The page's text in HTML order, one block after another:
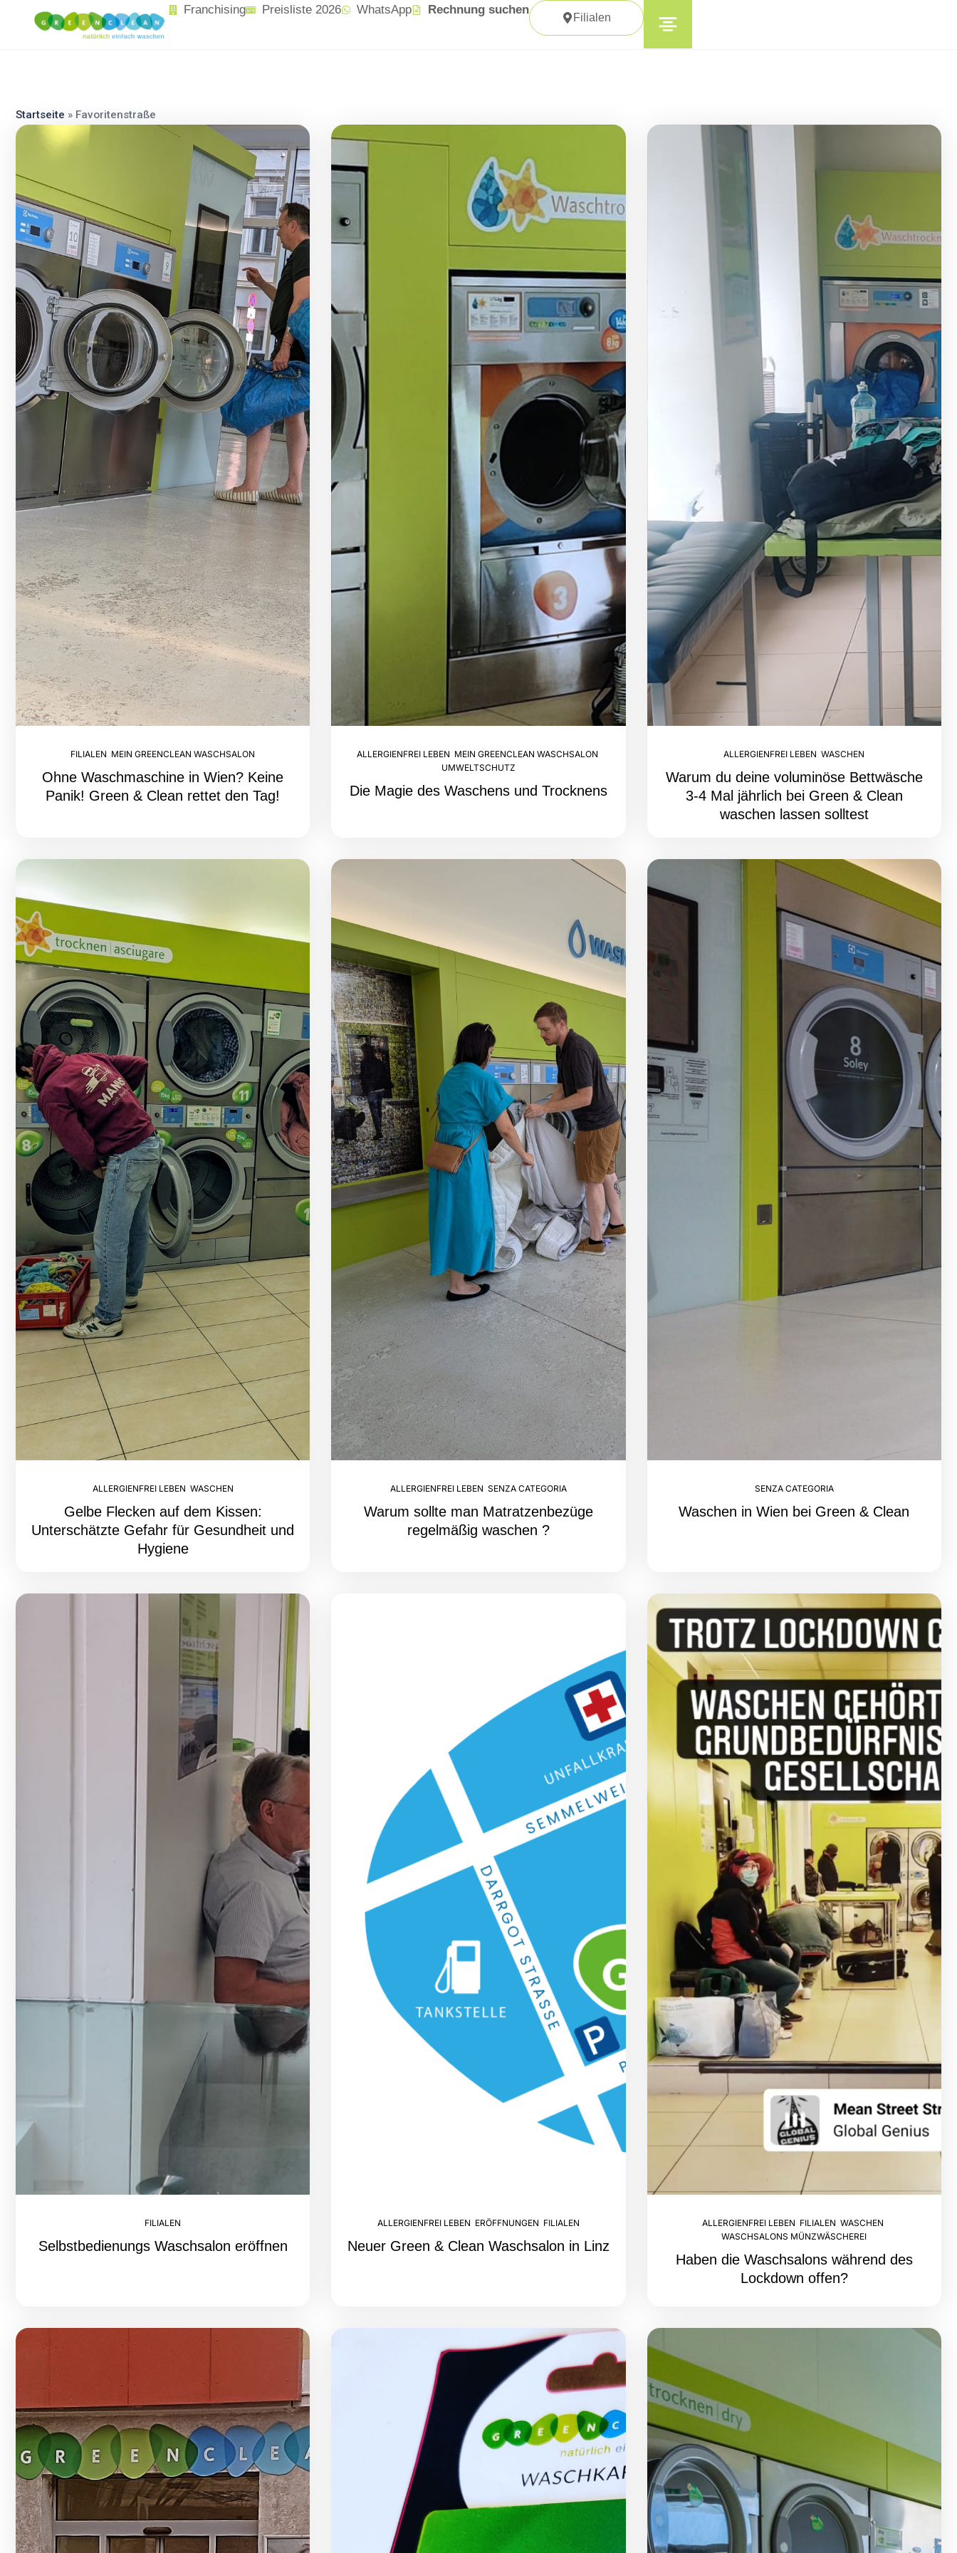
content Franchising Preisliste 2026 WhatsApp Rechnung suchen
Filialen
Startseite » Favoritenstraße
FILIALEN MEIN GREENCLEAN WASCHSALON
Ohne Waschmaschine in Wien? Keine
Panik! Green & Clean rettet den Tag!
ALLERGIENFREI LEBEN MEIN GREENCLEAN WASCHSALON
UMWELTSCHUTZ
Die Magie des Waschens und Trocknens
ALLERGIENFREI LEBEN ,WASCHEN
Warum du deine voluminöse Bettwäsche
3-4 Mal jährlich bei Green & Clean
waschen lassen solltest
ALLERGIENFREI LEBEN WASCHEN
Gelbe Flecken auf dem Kissen:
Unterschätzte Gefahr für Gesundheit und
Hygiene
ALLERGIENFREI LEBEN SENZA CATEGORIA
Warum sollte man Matratzenbezüge
regelmäßig waschen ?
SENZA CATEGORIA
Waschen in Wien bei Green & Clean
FILIALEN
Selbstbedienungs Waschsalon eröffnen
ALLERGIENFREI LEBEN ERÖFFNUNGEN FILIALEN
Neuer Green & Clean Waschsalon in Linz
ALLERGIENFREI LEBEN FILIALEN ,WASCHEN
WASCHSALONS MÜNZWÄSCHEREI
Haben die Waschsalons während des
Lockdown offen?